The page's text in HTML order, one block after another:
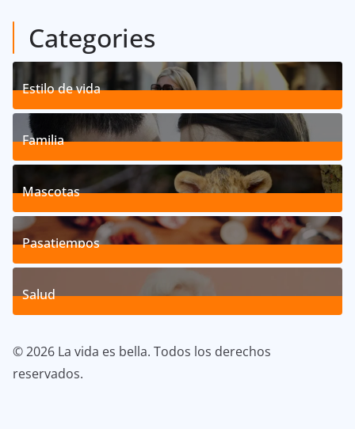
Categories
Estilo de vida
192Posts
Familia
527Posts
Mascotas
119Posts
Pasatiempos
39Posts
Salud
© 2026 La vida es bella. Todos los derechos
reservados.